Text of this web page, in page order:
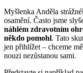
Myšlenka Anděla
osamění. Často jsme
náhlém zdravotním
někdo pomohl. Tato
jen přihlížet – chceme
nouzi nezůstanou sami.